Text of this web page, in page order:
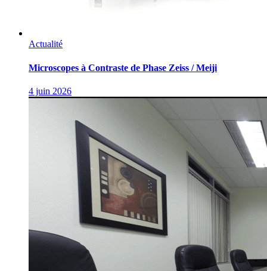
Actualité
Microscopes à Contraste de Phase Zeiss / Meiji
4 juin 2026